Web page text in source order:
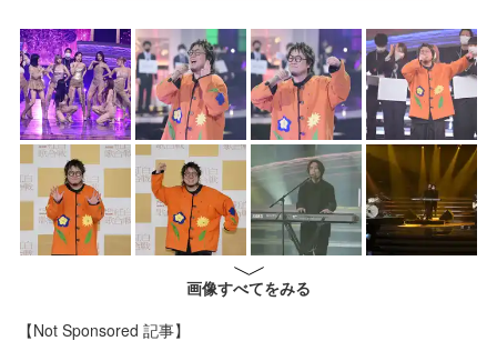
画像すべてをみる
【Not Sponsored 記事】